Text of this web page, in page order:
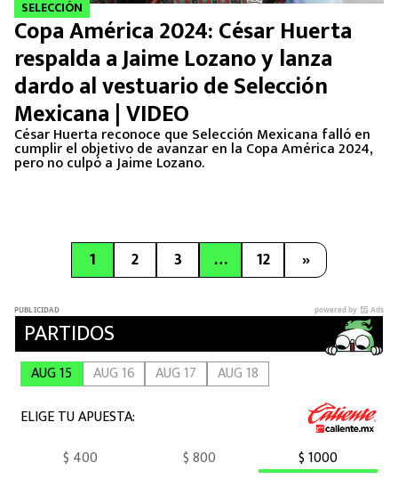
SELECCIÓN
Copa América 2024: César Huerta
respalda a Jaime Lozano y lanza
dardo al vestuario de Selección
Mexicana | VIDEO
César Huerta reconoce que Selección Mexicana falló en
cumplir el objetivo de avanzar en la Copa América 2024,
pero no culpó a Jaime Lozano.
1 2 3 … 12 »